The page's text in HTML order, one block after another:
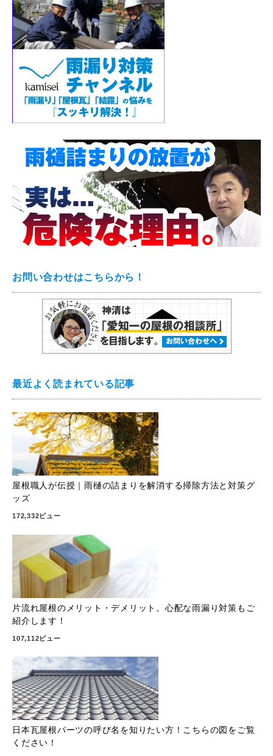
お問い合わせはこちらから！
最近よく読まれている記事
屋根職人が伝授｜雨樋の詰まりを解消する掃除方法と対策グ
ッズ
172,332ビュー
片流れ屋根のメリット・デメリット。心配な雨漏り対策もご
紹介します！
107,112ビュー
日本瓦屋根パーツの呼び名を知りたい方！こちらの図をご覧
ください！